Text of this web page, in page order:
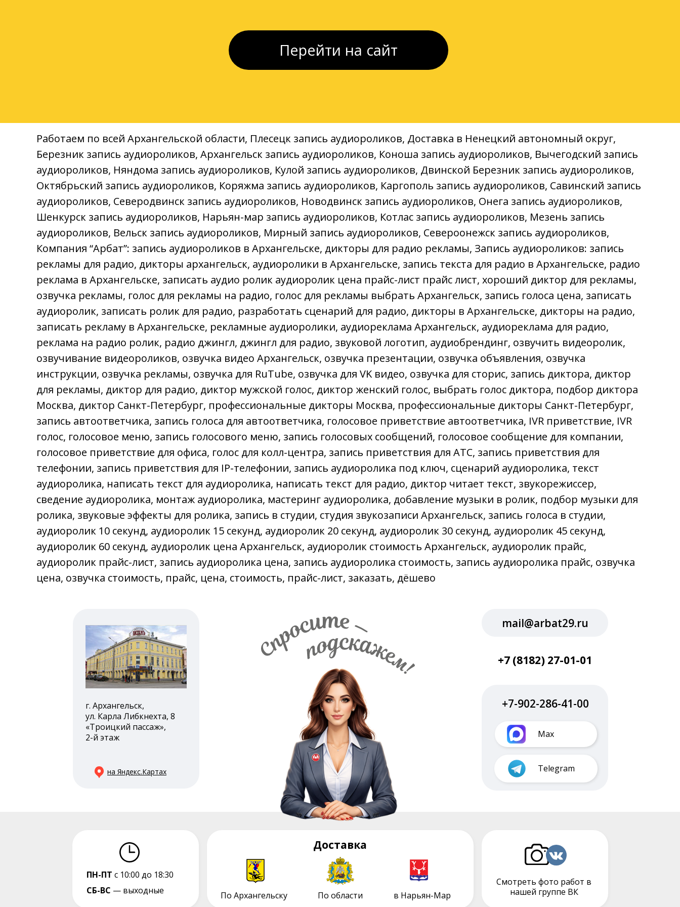
///Коряжма
Компания «Арбат» Архангельск: стоимость цена прайс прайслист прайс-лист заказать ...
Перейти на сайт
Работаем по всей Архангельской области, Плесецк запись аудиороликов, Доставка в Ненецкий автономный округ,
Березник запись аудиороликов, Архангельск запись аудиороликов, Коноша запись аудиороликов, Вычегодский запись
аудиороликов, Няндома запись аудиороликов, Кулой запись аудиороликов, Двинской Березник запись аудиороликов,
Октябрьский запись аудиороликов, Коряжма запись аудиороликов, Каргополь запись аудиороликов, Савинский запись
аудиороликов, Северодвинск запись аудиороликов, Новодвинск запись аудиороликов, Онега запись аудиороликов,
Шенкурск запись аудиороликов, Нарьян-мар запись аудиороликов, Котлас запись аудиороликов, Мезень запись
аудиороликов, Вельск запись аудиороликов, Мирный запись аудиороликов, Североонежск запись аудиороликов,
Компания “Арбат”: запись аудиороликов в Архангельске, дикторы для радио рекламы, Запись аудиороликов: запись
рекламы для радио, дикторы архангельск, аудиоролики в Архангельске, запись текста для радио в Архангельске, радио
реклама в Архангельске, записать аудио ролик аудиоролик цена прайс-лист прайс лист, хороший диктор для рекламы,
озвучка рекламы, голос для рекламы на радио, голос для рекламы выбрать Архангельск, запись голоса цена, записать
аудиоролик, записать ролик для радио, разработать сценарий для радио, дикторы в Архангельске, дикторы на радио,
записать рекламу в Архангельске, рекламные аудиоролики, аудиореклама Архангельск, аудиореклама для радио,
реклама на радио ролик, радио джингл, джингл для радио, звуковой логотип, аудиобрендинг, озвучить видеоролик,
озвучивание видеороликов, озвучка видео Архангельск, озвучка презентации, озвучка объявления, озвучка
инструкции, озвучка рекламы, озвучка для RuTube, озвучка для VK видео, озвучка для сторис, запись диктора, диктор
для рекламы, диктор для радио, диктор мужской голос, диктор женский голос, выбрать голос диктора, подбор диктора
Москва, диктор Санкт-Петербург, профессиональные дикторы Москва, профессиональные дикторы Санкт-Петербург,
запись автоответчика, запись голоса для автоответчика, голосовое приветствие автоответчика, IVR приветствие, IVR
голос, голосовое меню, запись голосового меню, запись голосовых сообщений, голосовое сообщение для компании,
голосовое приветствие для офиса, голос для колл-центра, запись приветствия для АТС, запись приветствия для
телефонии, запись приветствия для IP-телефонии, запись аудиоролика под ключ, сценарий аудиоролика, текст
аудиоролика, написать текст для аудиоролика, написать текст для радио, диктор читает текст, звукорежиссер,
сведение аудиоролика, монтаж аудиоролика, мастеринг аудиоролика, добавление музыки в ролик, подбор музыки для
ролика, звуковые эффекты для ролика, запись в студии, студия звукозаписи Архангельск, запись голоса в студии,
аудиоролик 10 секунд, аудиоролик 15 секунд, аудиоролик 20 секунд, аудиоролик 30 секунд, аудиоролик 45 секунд,
аудиоролик 60 секунд, аудиоролик цена Архангельск, аудиоролик стоимость Архангельск, аудиоролик прайс,
аудиоролик прайс-лист, запись аудиоролика цена, запись аудиоролика стоимость, запись аудиоролика прайс, озвучка
цена, озвучка стоимость, прайс, цена, стоимость, прайс-лист, заказать, дёшево
mail@arbat29.ru
Смотреть фото работ в
нашей группе ВК
+7 (8182) 27-01-01
Max
+7-902-286-41-00
ПН-ПТ с 10:00 до 18:30
Telegram
СБ-ВС — выходные
г. Архангельск,
ул. Карла Либкнехта, 8
«Троицкий пассаж»,
2-й этаж
на Яндекс.Картах
Доставка
По Архангельску в Нарьян-Мар
По области